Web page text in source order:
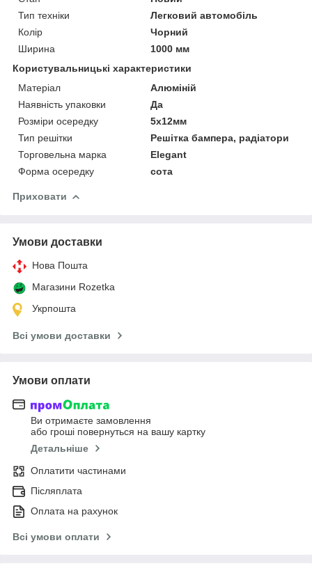
Тип техніки
Легковий автомобіль
Колір
Чорний
Ширина
1000 мм
Користувальницькі характеристики
Матеріал
Алюміній
Наявність упаковки
Да
Розміри осередку
5х12мм
Тип решітки
Решітка бампера, радіатори
Торговельна марка
Elegant
Форма осередку
сота
Приховати
Умови доставки
Нова Пошта
Магазини Rozetka
Укрпошта
Всі умови доставки
Умови оплати
Ви отримаєте замовлення
або гроші повернуться на вашу картку
Детальніше
Оплатити частинами
Післяплата
Оплата на рахунок
Всі умови оплати